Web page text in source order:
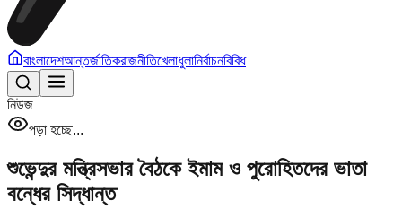
বাংলাদেশআন্তর্জাতিকরাজনীতিখেলাধুলানির্বাচনবিবিধ
নিউজ
পড়া হচ্ছে...
শুভেন্দুর মন্ত্রিসভার বৈঠকে ইমাম ও পুরোহিতদের ভাতা
বন্ধের সিদ্ধান্ত